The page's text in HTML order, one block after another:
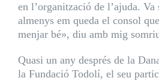
en l’organització de l’ajuda.
almenys em queda el consol
menjar bé», diu amb mig
Quasi un any després de la
la Fundació Todolí, el seu